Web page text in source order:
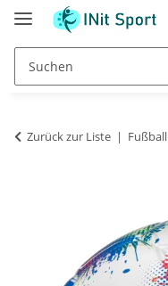
Zurück zur Liste Fußball